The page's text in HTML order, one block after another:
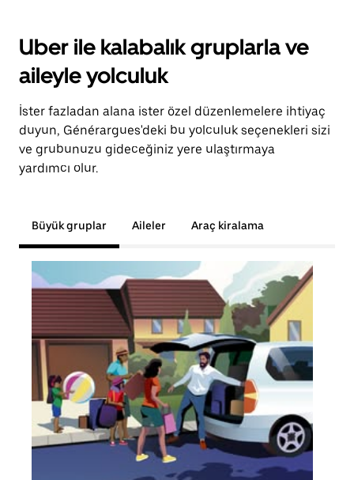
Uber ile kalabalık gruplarla ve
aileyle yolculuk
İster fazladan alana ister özel düzenlemelere ihtiyaç
duyun, Générargues'deki bu yolculuk seçenekleri sizi
ve grubunuzu gideceğiniz yere ulaştırmaya
yardımcı olur.
Büyük gruplar Aileler Araç kiralama